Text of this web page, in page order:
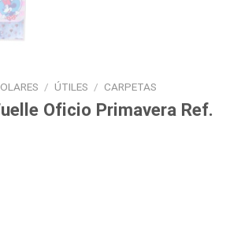
/ ÚTILES / CARPETAS
Oficio Primavera Ref.